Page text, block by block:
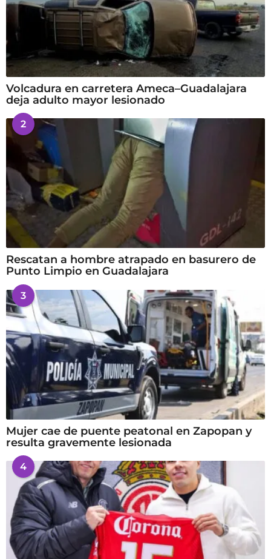
Volcadura en carretera Ameca–Guadalajara
deja adulto mayor lesionado
2
Rescatan a hombre atrapado en basurero de
Punto Limpio en Guadalajara
3
Mujer cae de puente peatonal en Zapopan y
resulta gravemente lesionada
4